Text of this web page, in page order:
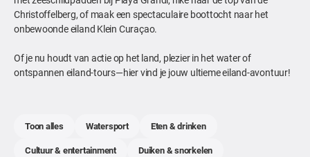
Christoffelberg, of maak een spectaculaire boottocht naar het
onbewoonde eiland Klein Curaçao.
Of je nu houdt van actie op het land, plezier in het water of
ontspannen eiland-tours—hier vind je jouw ultieme eiland-avontuur!
Toon alles Watersport
Eten & drinken
Cultuur & entertainment
Duiken & snorkelen